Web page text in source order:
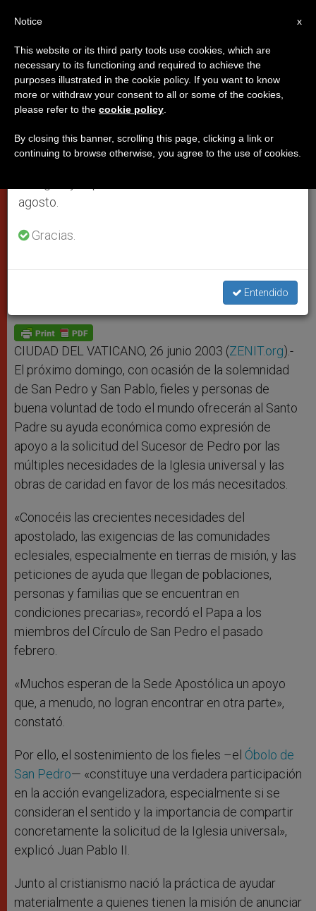
Óbolo de San Pedro: El Papa
recibe para dar
próximo domingo
JUNIO 26, 2003 00:00
h
A
p
p
e
n
g
e
r
a
o
o
k
w
e
h
CIUDAD DEL VATICANO, 26 junio 2003 (ZENIT.org).-
El próximo domingo, con ocasión de la solemnidad
de San Pedro y San Pablo, fieles y personas de
buena voluntad de todo el mundo ofrecerán al Santo
Padre su ayuda económica como expresión de
apoyo a la solicitud del Sucesor de Pedro por las
múltiples necesidades de la Iglesia universal y las
obras de caridad en favor de los más necesitados.
«Conocéis las crecientes necesidades del
apostolado, las exigencias de las comunidades
eclesiales, especialmente en tierras de misión, y las
peticiones de ayuda que llegan de poblaciones,
personas y familias que se encuentran en
condiciones precarias», recordó el Papa a los
miembros del Círculo de San Pedro el pasado
febrero.
«Muchos esperan de la Sede Apostólica un apoyo
que, a menudo, no logran encontrar en otra parte»,
constató.
Por ello, el sostenimiento de los fieles –el Óbolo de
San Pedro— «constituye una verdadera participación
en la acción evangelizadora, especialmente si se
consideran el sentido y la importancia de compartir
concretamente la solicitud de la Iglesia universal»,
explicó Juan Pablo II.
Junto al cristianismo nació la práctica de ayudar
materialmente a quienes tienen la misión de anunciar
×
Aviso importante
Del 27 de julio al 7 de agosto haremos la pausa
anual, aprovechando que en el periodo de verano
se generan menos informaciones y también el
agosto.
Gracias.
Entendido
x
Notice
This website or its third party tools use cookies, which are
necessary to its functioning and required to achieve the
purposes illustrated in the cookie policy. If you want to know
more or withdraw your consent to all or some of the cookies,
please refer to the cookie policy
By closing this banner, scrolling this page, clicking a link or
continuing to browse otherwise, you agree to the use of cookies.